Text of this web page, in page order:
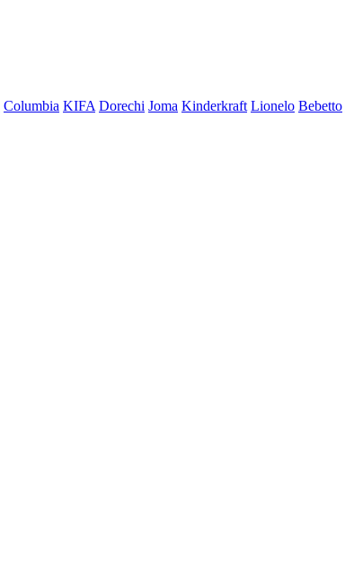
Columbia KIFA Dorechi Joma Kinderkraft Lionelo Bebetto